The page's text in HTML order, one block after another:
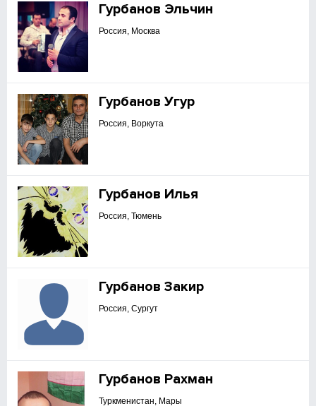
Гурбанов Эльчин
Россия, Москва
Гурбанов Угур
Россия, Воркута
Гурбанов Илья
Россия, Тюмень
Гурбанов Закир
Россия, Сургут
Гурбанов Рахман
Туркменистан, Мары